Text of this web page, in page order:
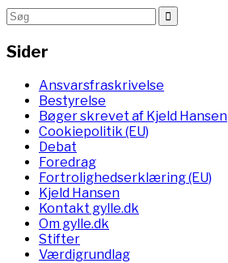
Sider
Ansvarsfraskrivelse
Bestyrelse
Bøger skrevet af Kjeld Hansen
Cookiepolitik (EU)
Debat
Foredrag
Fortrolighedserklæring (EU)
Kjeld Hansen
Kontakt gylle.dk
Om gylle.dk
Stifter
Værdigrundlag